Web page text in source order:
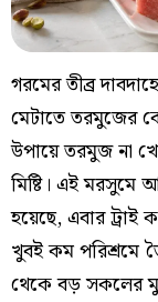
গরমের তীব্র
মেটাতে তরমুজের
উপায়ে তরমুজ না
মিষ্টি। এই মরসুমে
হয়েছে, এবার
খুবই কম পরিশ্রমে
থেকে বড় সকলের